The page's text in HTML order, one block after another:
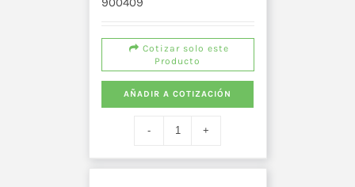
Cotizar solo este
Producto
AÑADIR A COTIZACIÓN